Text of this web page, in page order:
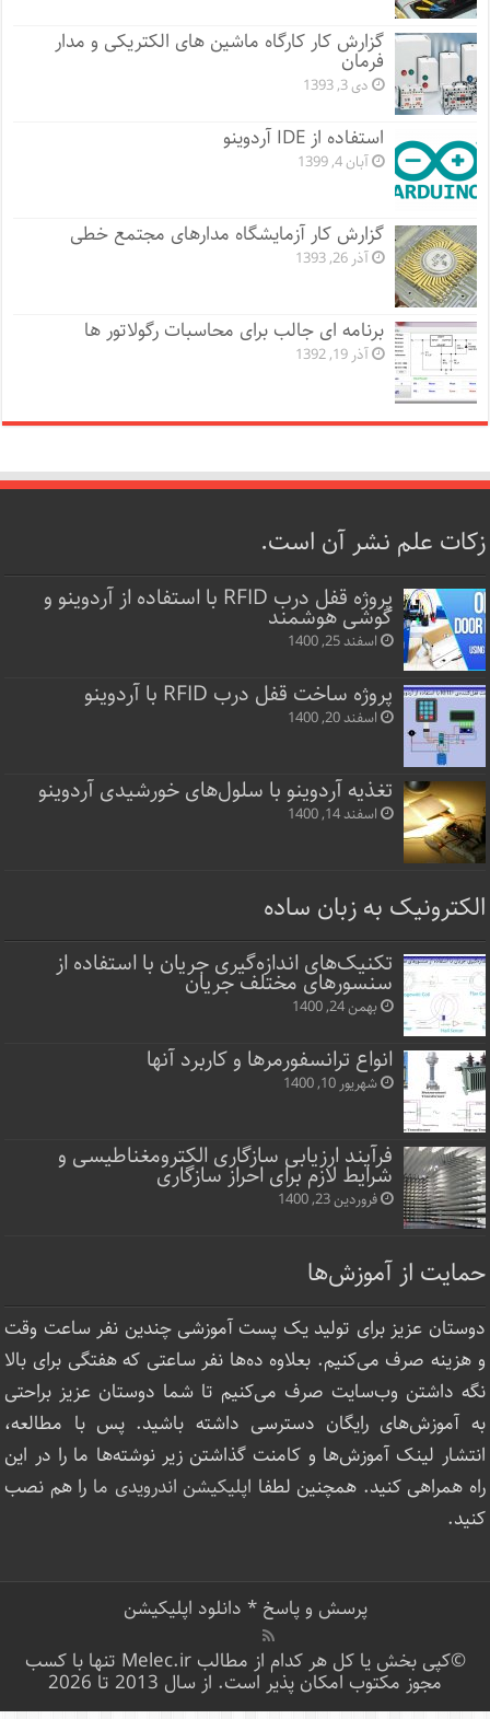
گزارش کار کارگاه ماشین های الکتریکی و مدار
فرمان
دی 3, 1393
استفاده از IDE آردوینو
آبان 4, 1399
گزارش کار آزمایشگاه مدارهای مجتمع خطی
آذر 26, 1393
برنامه ای جالب برای محاسبات رگولاتور ها
آذر 19, 1392
زکات علم نشر آن است.
پروژه قفل‌ درب RFID با استفاده از آردوینو و
گوشی هوشمند
اسفند 25, 1400
پروژه ساخت قفل‌ درب RFID با آردوینو
اسفند 20, 1400
تغذیه آردوینو با سلول‌های خورشیدی آردوینو
اسفند 14, 1400
الکترونیک به زبان ساده
تکنیک‌های اندازه‌گیری جریان با استفاده از
سنسورهای مختلف جریان
بهمن 24, 1400
انواع ترانسفورمرها و کاربرد آنها
شهریور 10, 1400
فرآیند ارزیابی سازگاری الکترومغناطیسی و
شرایط لازم برای احراز سازگاری
فروردین 23, 1400
حمایت از آموزش‌ها
دوستان عزیز برای تولید یک پست آموزشی چندین نفر ساعت‌ وقت
و هزینه صرف می‌کنیم. بعلاوه ده‌ها نفر ساعتی که هفتگی برای بالا
نگه داشتن وب‌سایت صرف ‌می‌کنیم تا شما دوستان عزیز براحتی
به آموزش‌های رایگان دسترسی داشته باشید. پس با مطالعه،
انتشار لینک‌ آموزش‌ها و کامنت گذاشتن زیر نوشته‌‌ها ما را در این
راه همراهی کنید. همچنین لطفا اپلیکیشن اندرویدی ما را هم نصب
کنید.
پرسش و پاسخ* دانلود اپلیکیشن
©کپی بخش یا کل هر کدام از مطالب Melec.ir تنها با کسب
مجوز مکتوب امکان پذیر است. از سال 2013 تا 2026